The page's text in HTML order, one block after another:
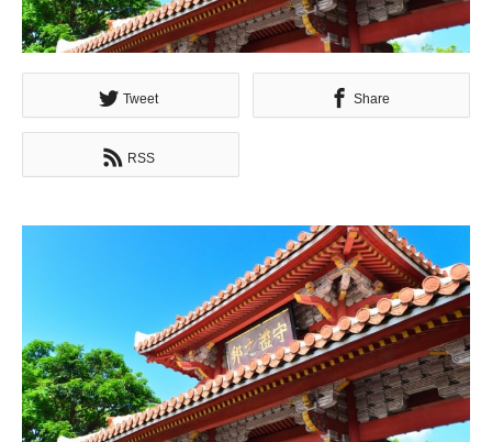
Tweet Share
RSS